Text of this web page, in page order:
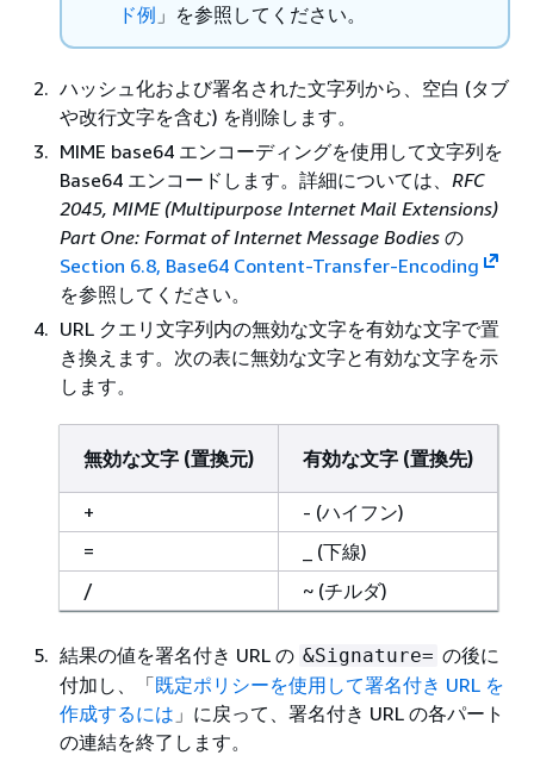
ド例 」を参照してください。
ハッシュ化および署名された文字列から、空白 (タブ
や改行文字を含む) を削除します。
MIME base64 エンコーディングを使用して文字列を
Base64 エンコードします。詳細については、 RFC
2045, MIME (Multipurpose Internet Mail Extensions)
Part One: Format of Internet Message Bodies の
Section 6.8, Base64 Content-Transfer-Encoding
を参照してください。
URL クエリ文字列内の無効な文字を有効な文字で置
き換えます。次の表に無効な文字と有効な文字を示
します。
無効な文字 (置換元) 有効な文字 (置換先)
+
- (ハイフン)
=
_ (下線)
/
~ (チルダ)
結果の値を署名付き URL の &Signature= の後に
付加し、「既定ポリシーを使用して署名付き URL を
作成するには 」に戻って、署名付き URL の各パート
の連結を終了します。